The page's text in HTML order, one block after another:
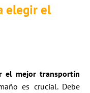
elegir el
el mejor transportín
es crucial. Debe